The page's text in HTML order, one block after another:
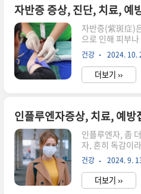
된 사람의 기침이
질 수 있습니다.
촉을 통해서도
리아의 증상은
으로 다음과 같은
통증과 부종이
자반증 증상, 진단, 치료, 예
자반증(紫斑症)
으로 인해 피부
니다. 주로 작은
점이나 점들이
압력을 가해도 사
반증은 여러 가지
가지로 구분할 수
인이 없이 발생하
소증이나 혈액응
다른 질환이나
과 같은 원인들
또는 기생충 감
특히, 수두, 홍역..
건강 2024. 10.
더보기 ››
인플루엔자증상, 치료, 예방
인플루엔자, 좀
자, 흔히 독감이
한 증상을 보이지
많이 아픈 경험
엔자는 매년 겨울
한 어린이나 노인
건강 2024. 9.
더보기 ››